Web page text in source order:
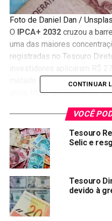
Foto de Daniel Dan /
O IPCA+ 2032cruzou a
uma das maiores
registradas no Tesouro
metade de cada real
único título. O movimento
A corrida pelo
Entre 4 de maio e 18 de
oscilou entre 7,74% e 8,63%
na primeira semana de junho
A cada nova alta, o volume
O pico aconteceu em 11 de
CONTINUAR
VOCÊ
Tesouro
Selic e
Tesouro
devido à